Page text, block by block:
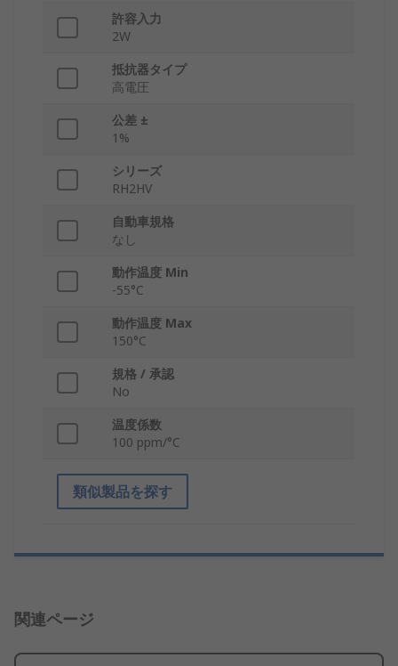
許容入力
2W
抵抗器タイプ
高電圧
公差 ±
1%
シリーズ
RH2HV
自動車規格
なし
動作温度 Min
-55°C
動作温度 Max
150°C
規格 / 承認
No
温度係数
100 ppm/°C
類似製品を探す
関連ページ